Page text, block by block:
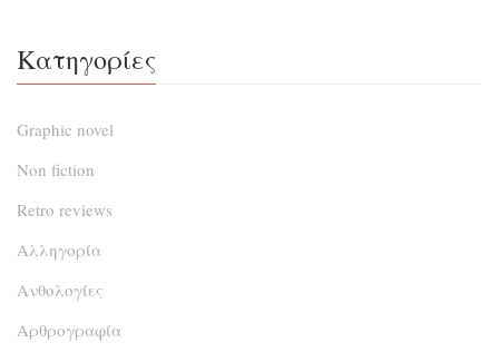
Κατηγορίες
Graphic novel
Non fiction
Retro reviews
Αλληγορία
Ανθολογίες
Αρθρογραφία